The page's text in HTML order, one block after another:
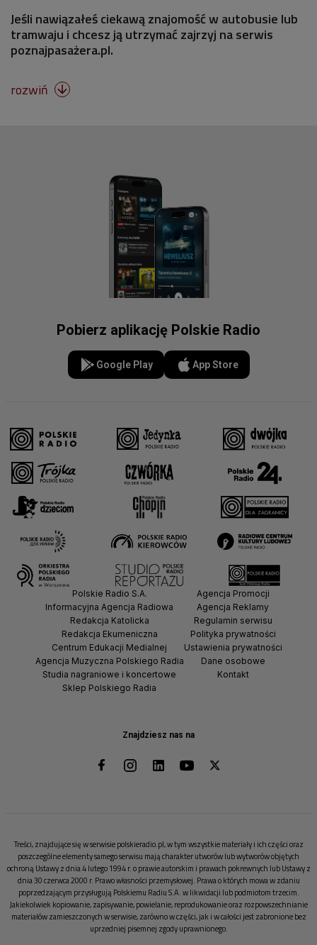
Jeśli nawiązałeś ciekawą znajomość w autobusie lub
tramwaju i chcesz ją utrzymać zajrzyj na serwis
poznajpasażera.pl.
rozwiń 
Pobierz aplikację Polskie Radio
Google Play App Store
Znajdziesz nas na
Polskie Radio S.A.
Informacyjna Agencja Radiowa
Redakcja Katolicka
Redakcja Ekumeniczna
Centrum Edukacji Medialnej
Agencja Muzyczna Polskiego Radia
Studia nagraniowe i koncertowe
Sklep Polskiego Radia
Agencja Promocji
Agencja Reklamy
Regulamin serwisu
Polityka prywatności
Ustawienia prywatności
Dane osobowe
Kontakt
Treści, znajdujące się w serwisie polskieradio.pl, w tym wszystkie materiały i ich części oraz
poszczególne elementy samego serwisu mają charakter utworów lub wytworów objętych
ochroną Ustawy z dnia 4 lutego 1994 r. o prawie autorskim i prawach pokrewnych lub Ustawy z
dnia 30 czerwca 2000 r. Prawo własności przemysłowej. Prawa o których mowa w zdaniu
poprzedzającym przysługują Polskiemu Radiu S.A. w likwidacji lub podmiotom trzecim.
Jakiekolwiek kopiowanie, zapisywanie, powielanie, reprodukowanie oraz rozpowszechnianie
materiałów zamieszczonych w serwisie, zarówno w części, jak i w całości jest zabronione bez
uprzedniej pisemnej zgody uprawnionego.